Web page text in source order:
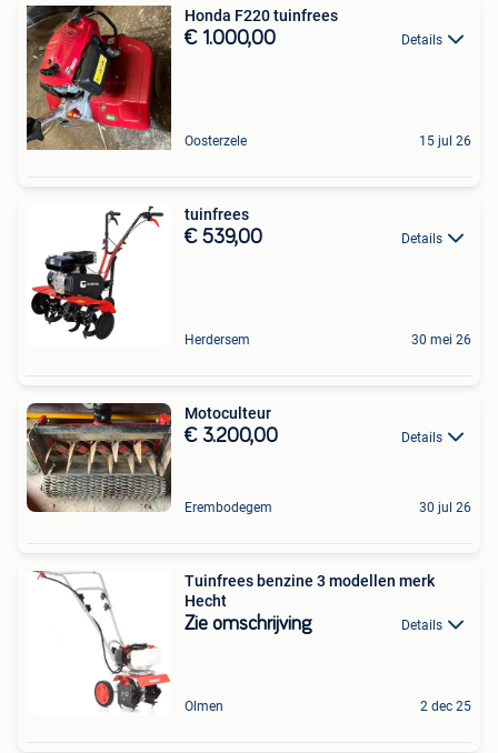
Honda F220 tuinfrees
€ 1.000,00 Details
Oosterzele 15 jul 26
tuinfrees
€ 539,00 Details
Herdersem 30 mei 26
Motoculteur
€ 3.200,00 Details
Erembodegem 30 jul 26
Tuinfrees benzine 3 modellen merk
Hecht
Zie omschrijving Details
Olmen 2 dec 25